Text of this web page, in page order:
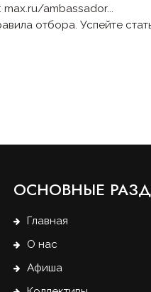
max.ru/ambassador...
отбора. Успейте
ОСНОВНЫЕ
Главная
О нас
Афиша